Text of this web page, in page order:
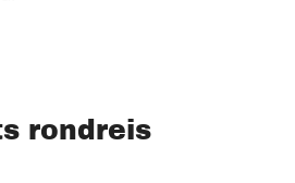
rondreis